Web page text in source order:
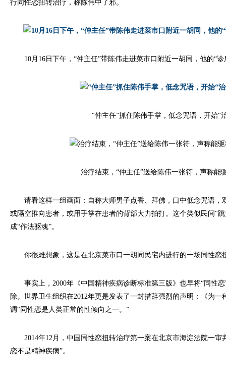
行同性恋扭转治疗，称陈伟中了邪。
10月16日下午，“仲主任”带陈伟走进菜市口附近一胡同，他的“诊
“仲主任”抓住陈伟手掌，低念咒语，开始“
治疗结束，“仲主任”送给陈伟一张符，声称能
请看这样一组画面：自称大师男子点香、拜佛，口中低念咒语，
或隔空推向患者，或用手掌在患者的背部大力拍打。这个类似民间“
成“作法驱魂”。
你很难想象，这是在北京菜市口一胡同民宅内进行的一场同性恋
事实上，2000年《中国精神疾病诊断标准第三版》也早将“同性恋
除。世界卫生组织在2012年更是发表了一封措辞强烈的声明：《为一
调“同性恋是人类正常的性倾向之一。”
2014年12月，中国同性恋扭转治疗第一案在北京市海淀法院一审
恋不是精神疾病”。